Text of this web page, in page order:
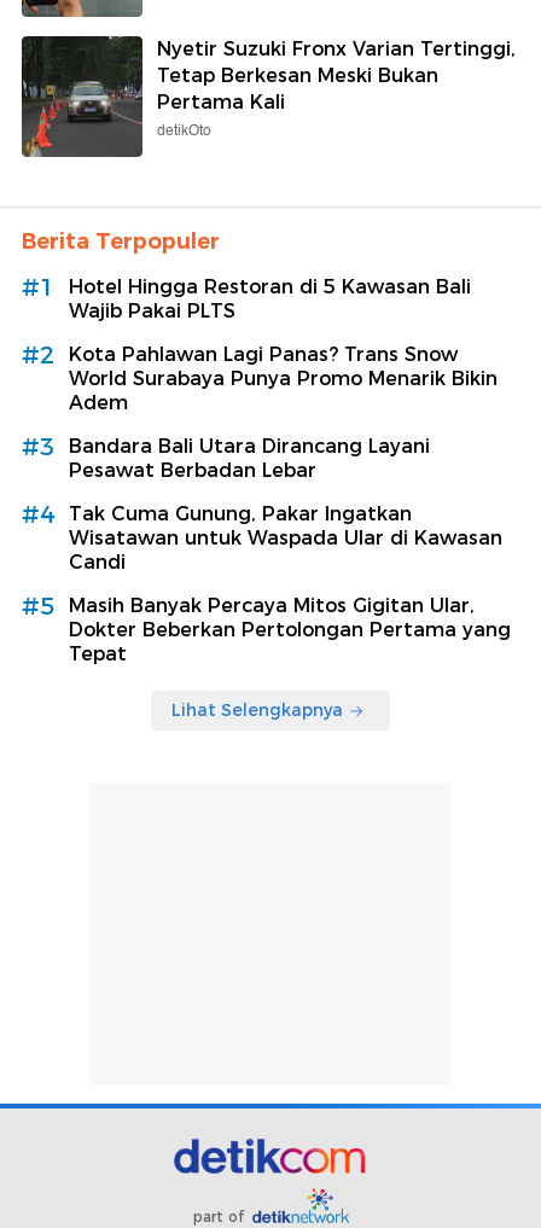
Nyetir Suzuki Fronx Varian Tertinggi,
Tetap Berkesan Meski Bukan
Pertama Kali
detikOto
Berita Terpopuler
#1
Hotel Hingga Restoran di 5 Kawasan Bali
Wajib Pakai PLTS
#2
Kota Pahlawan Lagi Panas? Trans Snow
World Surabaya Punya Promo Menarik Bikin
Adem
#3
Bandara Bali Utara Dirancang Layani
Pesawat Berbadan Lebar
#4
Tak Cuma Gunung, Pakar Ingatkan
Wisatawan untuk Waspada Ular di Kawasan
Candi
#5
Masih Banyak Percaya Mitos Gigitan Ular,
Dokter Beberkan Pertolongan Pertama yang
Tepat
Lihat Selengkapnya
part of